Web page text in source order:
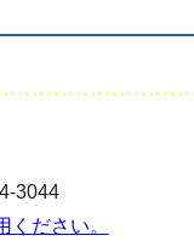
3044
ださい。